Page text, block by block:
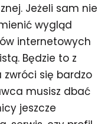
Jeżeli sam nie
wygląd
internetowych
Będzie to z
się bardzo
musisz dbać
jeszcze